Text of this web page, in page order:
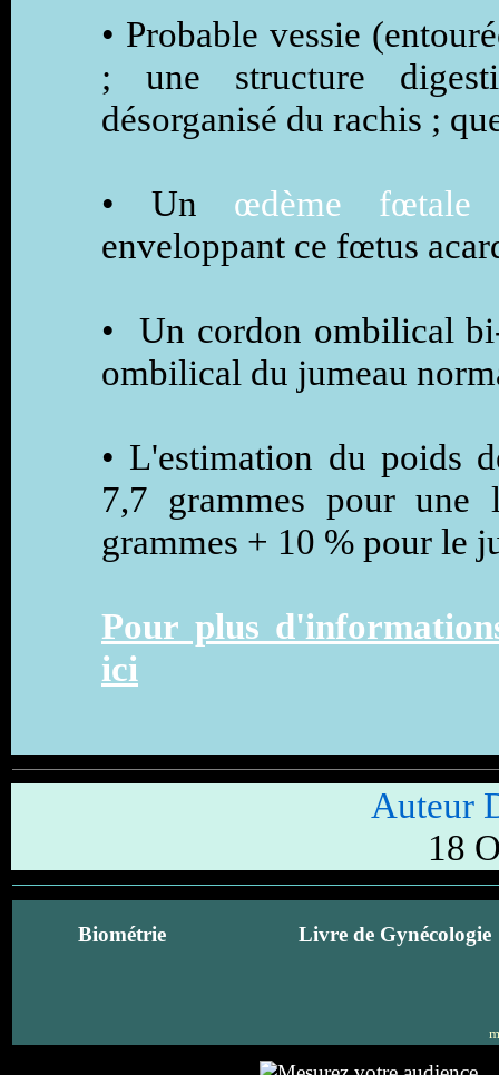
• Probable vessie
; une structure
désorganisé du rachis ;
• Un œdème fœtale
enveloppant ce fœtus
• Un cordon ombilical
ombilical du jumeau
• L'estimation du poids
7,7 grammes pour une
grammes + 10 % pour le
Pour plus
ici
Auteur
18
Biométrie Livre de Gynécologie